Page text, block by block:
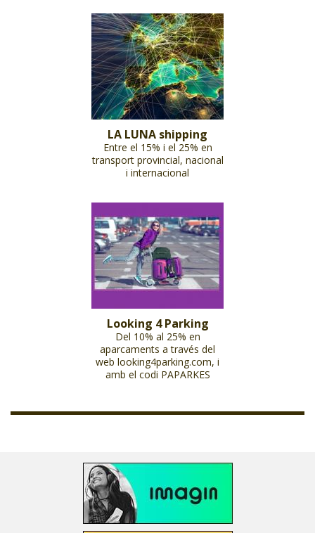
LA LUNA shipping
Entre el 15% i el 25% en
transport provincial, nacional
i internacional
Looking 4 Parking
Del 10% al 25% en
aparcaments a través del
web looking4parking.com, i
amb el codi PAPARKES